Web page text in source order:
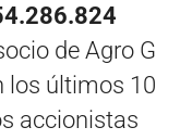
de Agro G
los últimos 10
accionistas